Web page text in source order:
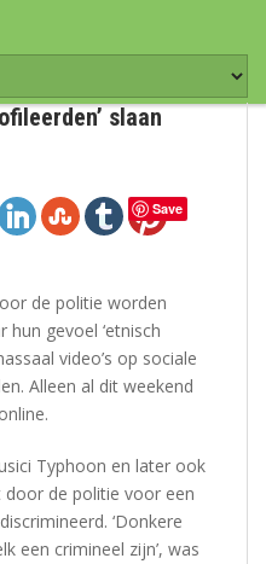
slaan
Save
de politie worden
gevoel ‘etnisch
video’s op sociale
Alleen al dit weekend
Typhoon en later ook
door de politie voor een
‘Donkere
een crimineel zijn’, was